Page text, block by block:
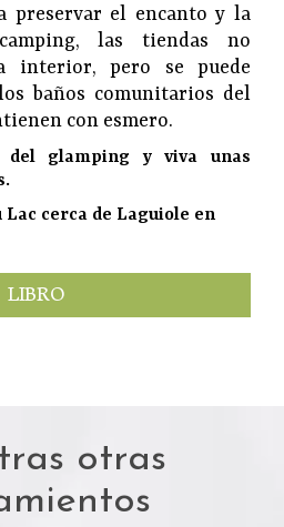
preservar el encanto y la
las tiendas no
interior, pero se puede
baños comunitarios del
con esmero.
del glamping y viva unas
Lac cerca de Laguiole en
LIBRO
otras